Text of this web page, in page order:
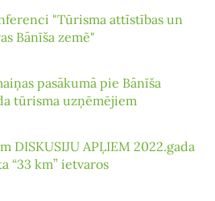
"Tūrisma attīstības un
Bānīša zemē"
pasākumā pie Bānīša
tūrisma uzņēmējiem
DISKUSIJU APĻIEM 2022.gada
“33 km” ietvaros